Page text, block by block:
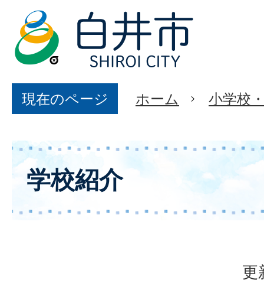
現在のページ ホーム 小学校
学校紹介
更